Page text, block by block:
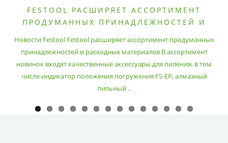
FESTOOL РАСШИРЯЕТ АССОРТИМЕНТ
ПРОДУМАННЫХ ПРИНАДЛЕЖНОСТЕЙ И
Новости Festool Festool расширяет ассортимент продуманных
принадлежностей и расходных материалов В ассортимент
новинок входят качественные аксессуары для пиления, в том
числе индикатор положения погружения FS-EP, алмазный
пильный ..